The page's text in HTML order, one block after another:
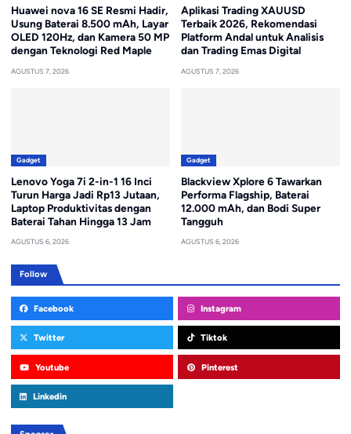
Huawei nova 16 SE Resmi Hadir,
Usung Baterai 8.500 mAh, Layar
OLED 120Hz, dan Kamera 50 MP
dengan Teknologi Red Maple
AGUSTUS 7, 2026
Aplikasi Trading XAUUSD
Terbaik 2026, Rekomendasi
Platform Andal untuk Analisis
dan Trading Emas Digital
AGUSTUS 7, 2026
Gadget
Lenovo Yoga 7i 2-in-1 16 Inci
Turun Harga Jadi Rp13 Jutaan,
Laptop Produktivitas dengan
Baterai Tahan Hingga 13 Jam
AGUSTUS 6, 2026
Gadget
Blackview Xplore 6 Tawarkan
Performa Flagship, Baterai
12.000 mAh, dan Bodi Super
Tangguh
AGUSTUS 6, 2026
Follow
Facebook Instagram
Twitter Tiktok
Youtube Pinterest
Linkedin